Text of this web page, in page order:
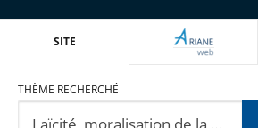
SITE
THÈME RECHERCHÉ